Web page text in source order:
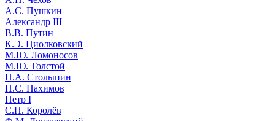
А.С. Пушкин
Александр III
В.В. Путин
К.Э. Циолковский
М.Ю. Ломоносов
М.Ю. Толстой
П.А. Столыпин
П.С. Нахимов
Петр I
С.П. Королёв